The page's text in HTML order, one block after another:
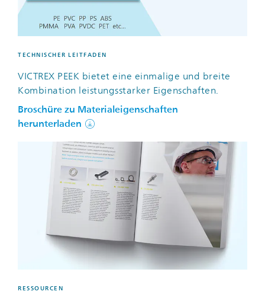
TECHNISCHER LEITFADEN
VICTREX PEEK bietet eine einmalige und breite
Kombination leistungsstarker Eigenschaften.
Broschüre zu Materialeigenschaften
herunterladen
RESSOURCEN